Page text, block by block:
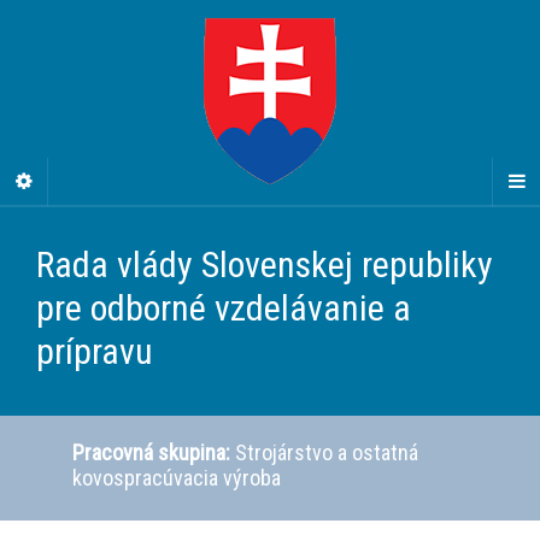
Rada vlády Slovenskej republiky
pre odborné vzdelávanie a
prípravu
Pracovná skupina: Strojárstvo a ostatná
kovospracúvacia výroba